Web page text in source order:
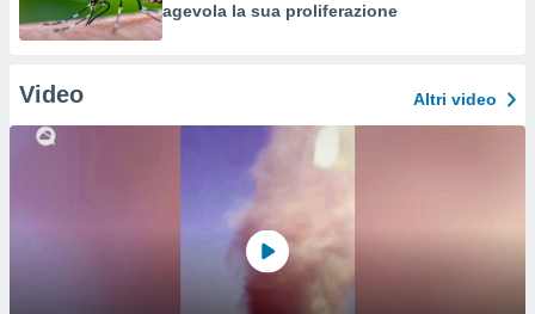
agevola la sua proliferazione
Video Altri video